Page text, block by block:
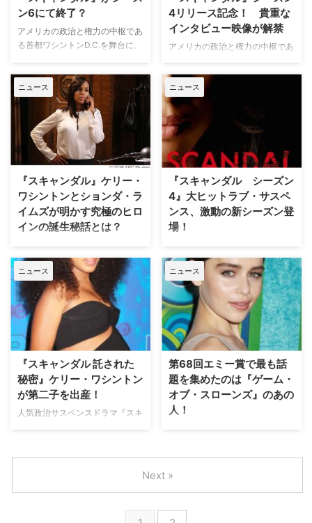
サスペンス『スキャンダル』。本
作のシーズン5が、2018年1月10
日（水）から全…
ン6にて終了？
アメリカの政治と権力の中枢であ
る首都ワシントンD.C.を舞台に、
を揉み消す凄腕フィクサーの活躍
を描く米ABCの大ヒットシリーズ
『スキャンダル 託された秘密』
が、今月26日からスタートする
シーズン6で終了する可能性が浮
上した。米Hollywood Reporter
が報じている。 本作は、主人…
4リリース記念！ 貴重な
インタビュー映像が解禁
アメリカの政治と権力の中枢であ
政府要人やセレブのスキャンダル
を揉み消す凄腕フィクサー、オリ
ヴィア・ポープの活躍を描く大ヒ
ット・テレビシリーズ『スキャン
ダル』。すでにシーズン4のDVD
レンタルやDVD Part1の発売、全
話デジタル配信も開始しているな
か、本日12月16日（金）には最
終話…
ニュース
『スキャンダル』ケリー・
ワシントンとションダ・ラ
イムズが明かす究極のヒロ
インの誕生秘話とは？
アメリカの政治と権力の中枢であ
る首都ワシントンD.C.を舞台に、
政府要人やセレブのスキャンダル
を揉み消す凄腕フィクサーの活躍
を描く大ヒットシリーズ『スキャ
ンダル』。シーズン4のDVD第1
弾レンタル中、DVD Part1発売
中、全話デジタル配信中だが、本
含むDVD第2弾レンタル、DVD
P…
ニュース
『スキャンダル シーズン
4』大ヒットラブ・サスペ
ンス、激動の新シーズン登
場！
アメリカの政治と権力の中枢であ
る首都ワシントンD.C.を舞台に、
政府要人やセレブのスキャンダル
を揉み消す凄腕フィクサーの活躍
を描く大ヒットシリーズ『スキャ
ンダル』。その待望のシーズン4
が今月2日（金）よりDVDリリ―
ス中だ。 これまでにエミー賞や
レースを席巻し、シーズン4では
平均視聴者…
ニュース
『スキャンダル 託された
秘密』ケリー・ワシントン
が第二子を出産！
人気政治サスペンスドラマ『スキ
る。 今月5日（水）にオリヴィア
はケイレブ・ケレチくんと命名さ
ニュース
第68回エミー賞で最も話
題を集めたのは『ゲーム・
オブ・スローンズ』のあの
人！
ロサンゼルスで9月18日（日）に
式では最多23ノミネートを果た
ーリス・ターガリエン役のエミリ
Next »